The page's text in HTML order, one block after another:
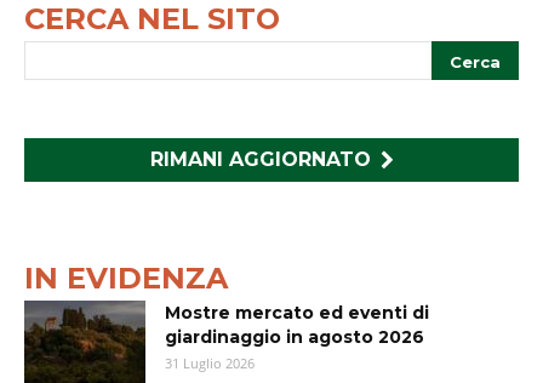
CERCA NEL SITO
RIMANI AGGIORNATO
IN EVIDENZA
Mostre mercato ed eventi di
giardinaggio in agosto 2026
31 Luglio 2026